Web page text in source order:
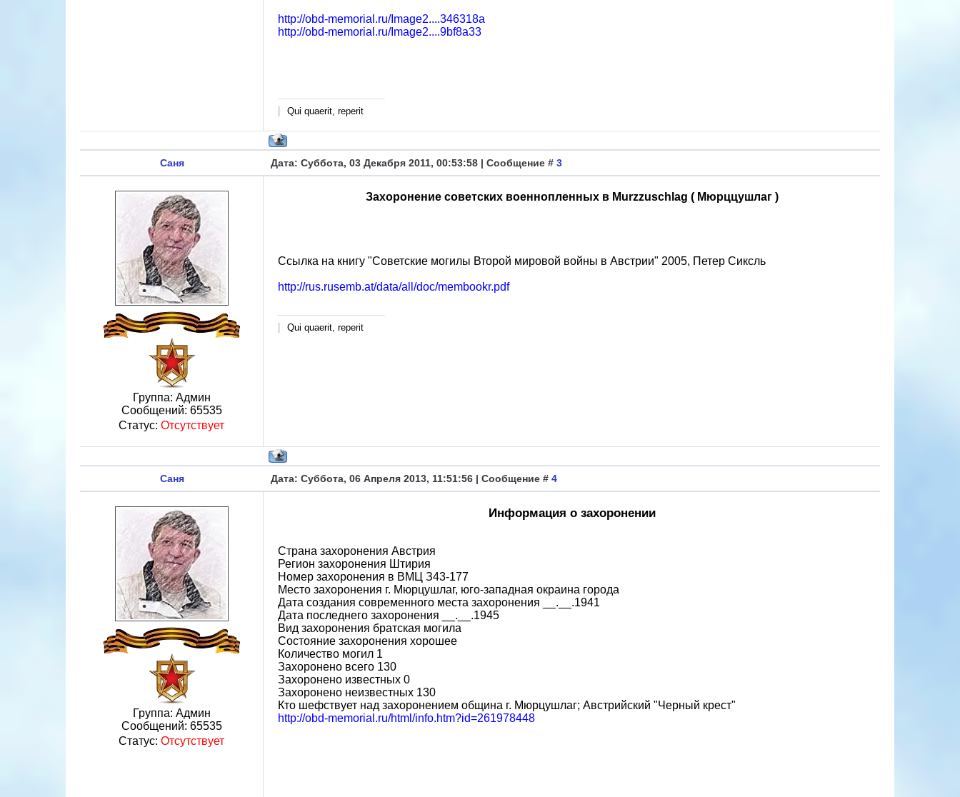
http://obd-memorial.ru/Image2....346318a
http://obd-memorial.ru/Image2....9bf8a33
Qui quaerit, reperit
Саня Дата: Суббота, 03 Декабря 2011, 00:53:58 | Сообщение # 3
Группа: Админ
Сообщений: 65535
Статус: Отсутствует
Захоронение советских военнопленных в Murzzuschlag ( Мюрццушлаг )
Ссылка на книгу "Советские могилы Второй мировой войны в Австрии" 2005, Петер Сиксль
http://rus.rusemb.at/data/all/doc/membookr.pdf
Qui quaerit, reperit
Саня Дата: Суббота, 06 Апреля 2013, 11:51:56 | Сообщение # 4
Группа: Админ
Сообщений: 65535
Статус: Отсутствует
Информация о захоронении
Страна захоронения Австрия
Регион захоронения Штирия
Номер захоронения в ВМЦ З43-177
Место захоронения г. Мюрцушлаг, юго-западная окраина города
Дата создания современного места захоронения __.__.1941
Дата последнего захоронения __.__.1945
Вид захоронения братская могила
Состояние захоронения хорошее
Количество могил 1
Захоронено всего 130
Захоронено известных 0
Захоронено неизвестных 130
Кто шефствует над захоронением община г. Мюрцушлаг; Австрийский "Черный крест"
http://obd-memorial.ru/html/info.htm?id=261978448